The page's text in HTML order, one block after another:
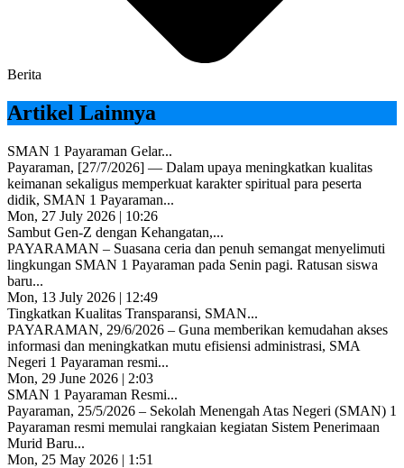
Berita
Artikel Lainnya
SMAN 1 Payaraman Gelar...
Payaraman, [27/7/2026] — Dalam upaya meningkatkan kualitas
keimanan sekaligus memperkuat karakter spiritual para peserta
didik, SMAN 1 Payaraman...
Mon, 27 July 2026 | 10:26
Sambut Gen-Z dengan Kehangatan,...
PAYARAMAN – Suasana ceria dan penuh semangat menyelimuti
lingkungan SMAN 1 Payaraman pada Senin pagi. Ratusan siswa
baru...
Mon, 13 July 2026 | 12:49
Tingkatkan Kualitas Transparansi, SMAN...
PAYARAMAN, 29/6/2026 – Guna memberikan kemudahan akses
informasi dan meningkatkan mutu efisiensi administrasi, SMA
Negeri 1 Payaraman resmi...
Mon, 29 June 2026 | 2:03
SMAN 1 Payaraman Resmi...
Payaraman, 25/5/2026 – Sekolah Menengah Atas Negeri (SMAN) 1
Payaraman resmi memulai rangkaian kegiatan Sistem Penerimaan
Murid Baru...
Mon, 25 May 2026 | 1:51